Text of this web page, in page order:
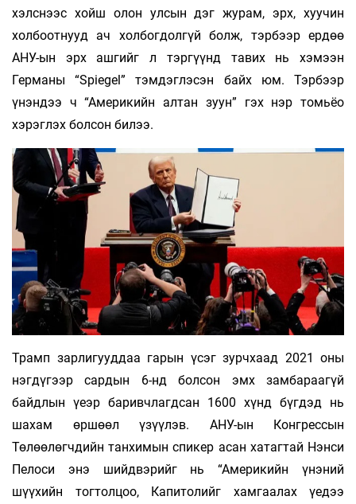
хэлснээс хойш олон улсын дэг журам, эрх, хуу­чин
холбоотнууд ач холбогдолгүй болж, тэр­бээр ердөө
АНУ-ын эрх ашгийг л тэргүүнд та­вих нь хэмээн
Германы “Spiegel” тэмдэглэсэн байх юм. Тэрбээр
үнэндээ ч “Америкийн алтан зуун” гэх нэр томьёо
хэрэглэх болсон билээ.
Трамп зарлигууддаа гарын үсэг зурчхаад 2021 оны
нэгдүгээр сардын 6-нд болсон эмх замбараагүй
байдлын үеэр баривчлагдсан 1600 хүнд бүгдэд нь
шахам өршөөл үзүүлэв. АНУ-ын Конгрессын
Төлөөлөгчдийн танхимын спикер асан хатагтай Нэнси
Пелоси энэ шийд­­вэрийг нь “Америкийн үнэний
шүүхийн тог­толцоо, Капитолийг хамгаалах үедээ